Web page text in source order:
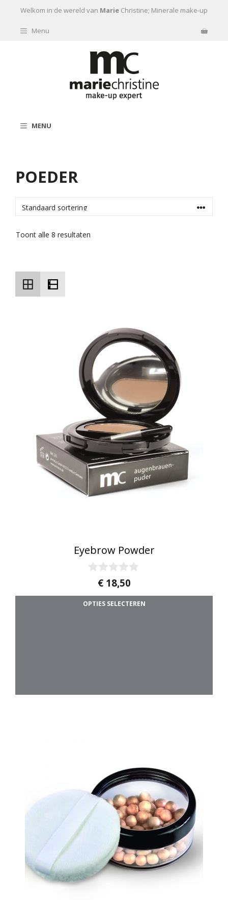
Ga naar de inhoud
Welkom in de wereld van Marie Christine; Minerale make-up
Menu
MENU
POEDER
Toont alle 8 resultaten
Eyebrow Powder
a
n
€18,50
OPTIES SELECTEREN